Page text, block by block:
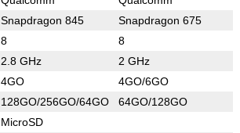
Snapdragon 845 Snapdragon 675
8 8
2.8 GHz 2 GHz
4GO 4GO/6GO
128GO/256GO/64GO 64GO/128GO
MicroSD